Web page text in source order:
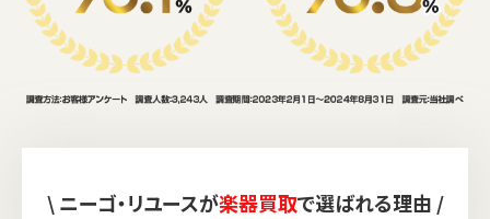
\ ニーゴ・リユースが楽器買取で選ばれる理由 /